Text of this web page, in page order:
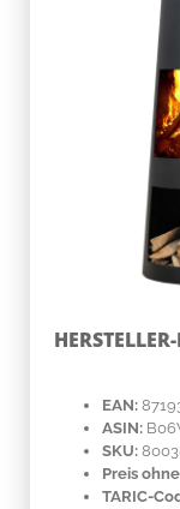
EAN:
ASIN:
SKU:
Preis
TARIC-